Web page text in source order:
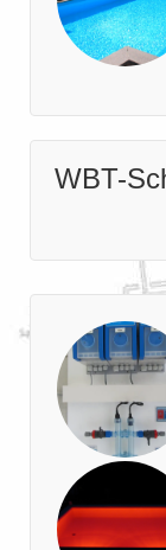
WBT-